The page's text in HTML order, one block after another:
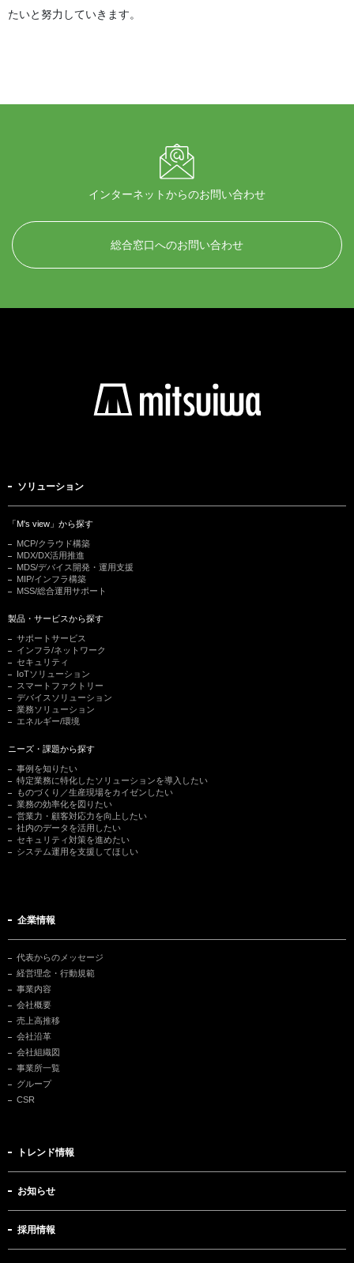
たいと努力していきます。
インターネットからのお問い合わせ
総合窓口へのお問い合わせ
ソリューション
「M's view」から探す
MCP/クラウド構築
MDX/DX活用推進
MDS/デバイス開発・運用支援
MIP/インフラ構築
MSS/総合運用サポート
製品・サービスから探す
サポートサービス
インフラ/ネットワーク
セキュリティ
IoTソリューション
スマートファクトリー
デバイスソリューション
業務ソリューション
エネルギー/環境
ニーズ・課題から探す
事例を知りたい
特定業務に特化したソリューションを導入したい
ものづくり／生産現場をカイゼンしたい
業務の効率化を図りたい
営業力・顧客対応力を向上したい
社内のデータを活用したい
セキュリティ対策を進めたい
システム運用を支援してほしい
企業情報
代表からのメッセージ
経営理念・行動規範
事業内容
会社概要
売上高推移
会社沿革
会社組織図
事業所一覧
グループ
CSR
トレンド情報
お知らせ
採用情報